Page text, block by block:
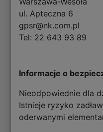
ul. Apteczna 6
gpsr@nk.com.pl
Tel: 22 643 93 89
Informacje o
Nieodpowiednie dla
Istnieje ryzyko
oderwanymi